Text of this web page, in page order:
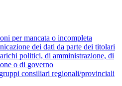
per mancata o incompleta
dei dati da parte dei titolari
politici, di amministrazione, di
o di governo
consiliari regionali/provinciali